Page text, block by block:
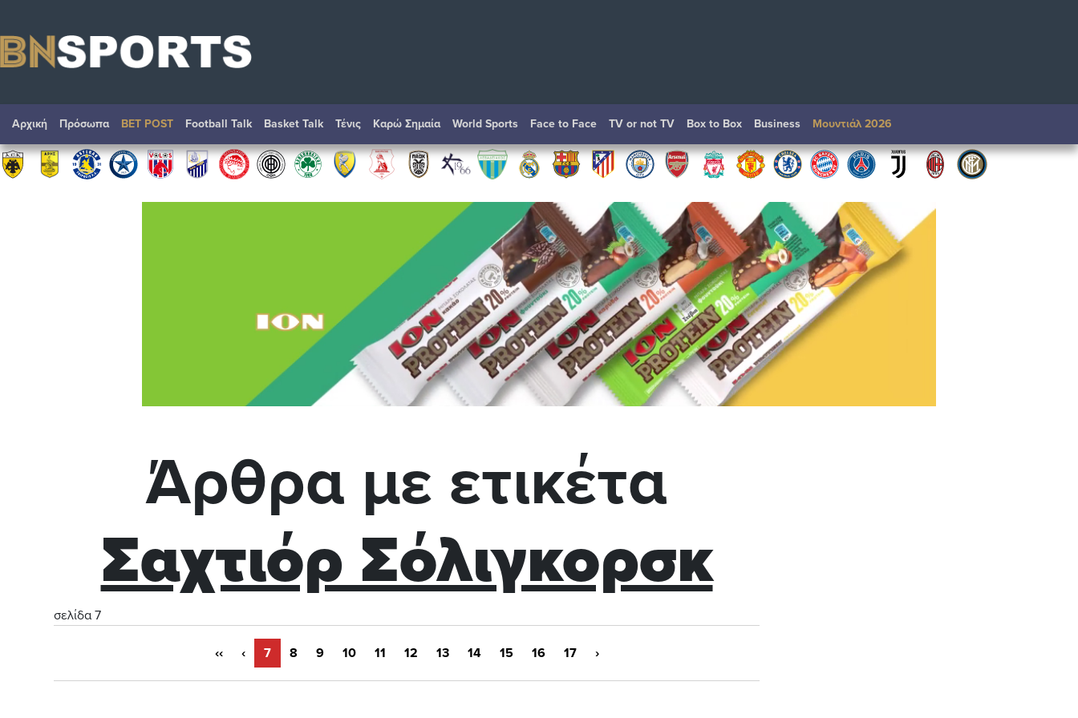
Αρχική Πρόσωπα BET POST Football Talk Basket Talk Τένις Καρώ Σημαία World Sports Face to Face TV or not TV Box to Box Βusiness Μουντιάλ 2026
Άρθρα με ετικέτα
Σαχτιόρ Σόλιγκορσκ
σελίδα 7
‹‹ ‹ 7 8 9 10 11 12 13 14 15 16 17 ›